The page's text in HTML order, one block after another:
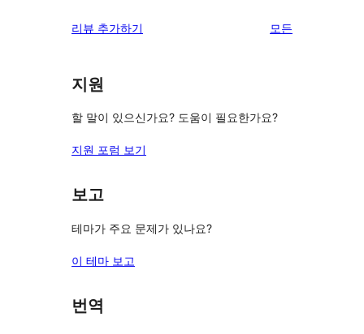
리뷰 추가하기 모든
지원
할 말이 있으신가요? 도움이 필요한가요?
지원 포럼 보기
보고
테마가 주요 문제가 있나요?
이 테마 보고
번역